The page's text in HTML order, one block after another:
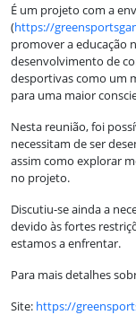
É um projeto com a
(https://
promover a educação
desenvolvimento de
desportivas como um
para uma maior
Nesta reunião, foi
necessitam de ser
assim como explorar
no projeto.
Discutiu-se ainda a
devido às fortes
estamos a enfrentar.
Para mais detalhes
Site: https://